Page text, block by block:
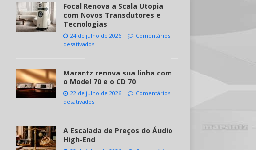
Focal Renova a Scala Utopia
com Novos Transdutores e
Tecnologias
24 de julho de 2026
Comentários
desativados
Marantz renova sua linha com
o Model 70 e o CD 70
22 de julho de 2026
Comentários
desativados
A Escalada de Preços do Áudio
High-End